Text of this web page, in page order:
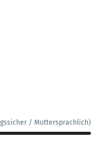
/ Muttersprachlich)